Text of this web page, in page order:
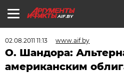
AIF.BY
02.08.2011 11:13 www.aif.by
О. Шандора:
американским